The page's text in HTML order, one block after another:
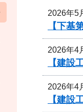
2026年5
【下
2026年4
【建設
2026年4
【建設